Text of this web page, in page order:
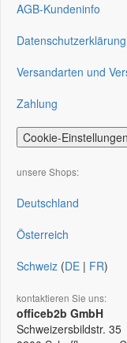
AGB-Kundeninfo
Datenschutzerklärung
Versandarten und
Zahlung
Cookie-Einstellungen
unsere Shops:
Deutschland
Österreich
Schweiz (DE | FR)
kontaktieren Sie uns:
officeb2b GmbH
Schweizersbildstr. 35